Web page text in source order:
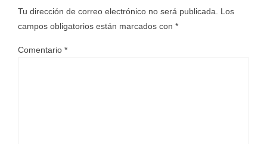
Tu dirección de correo electrónico no será publicada. Los
campos obligatorios están marcados con *
Comentario *